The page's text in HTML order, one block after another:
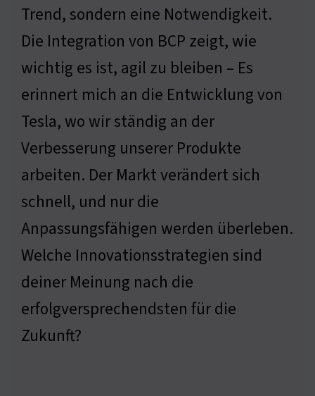
Trend, sondern eine Notwendigkeit.
Die Integration von BCP zeigt, wie
wichtig es ist, agil zu bleiben – Es
erinnert mich an die Entwicklung von
Tesla, wo wir ständig an der
Verbesserung unserer Produkte
arbeiten. Der Markt verändert sich
schnell, und nur die
Anpassungsfähigen werden überleben.
Welche Innovationsstrategien sind
deiner Meinung nach die
erfolgversprechendsten für die
Zukunft?